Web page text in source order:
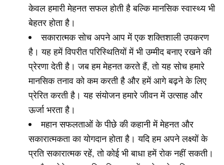
केवल हमारी मेहनत सफल होती है बल्कि मानसिक स्वास्थ्य भी
बेहतर होता है।
सकारात्मक सोच अपने आप में एक शक्तिशाली उपकरण
है। यह हमें विपरीत परिस्थितियों में भी उम्मीद बनाए रखने की
प्रेरणा देती है। जब हम मेहनत करते हैं, तो यह सोच हमारे
मानसिक तनाव को कम करती है और हमें आगे बढ़ने के लिए
प्रेरित करती है। यह संयोजन हमारे जीवन में उत्साह और
ऊर्जा भरता है।
महान सफलताओं के पीछे की कहानी में मेहनत और
सकारात्मकता का योगदान होता है। यदि हम अपने लक्ष्यों के
प्रति सकारात्मक रहें, तो कोई भी बाधा हमें रोक नहीं सकती।